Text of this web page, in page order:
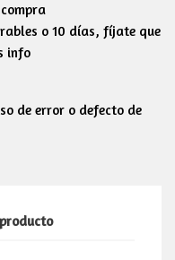
o 10 días, fíjate que
info
de error o defecto de